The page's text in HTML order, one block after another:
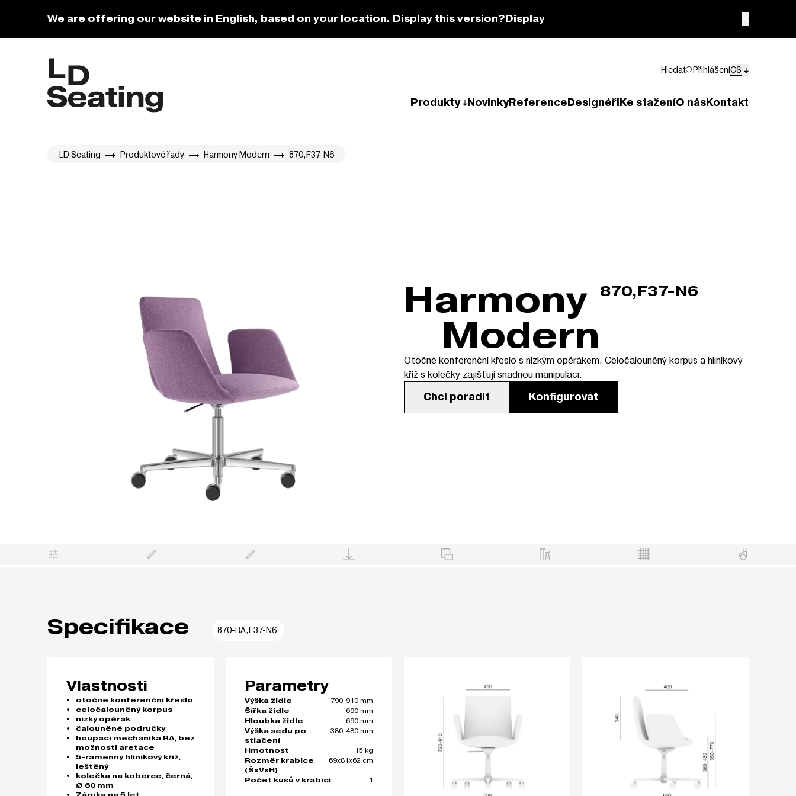
We are offering our website in English, based on your location. Display this version?Display
Hledat PřihlášeníCS
Produkty NovinkyReferenceDesignéřiKe staženíO násKontakt
LD Seating Produktové řady Harmony Modern 870,F37-N6
Harmony
Modern
870,F37-N6
Otočné konferenční křeslo s nízkým opěrákem. Celočalouněný korpus a hliníkový
kříž s kolečky zajišťují snadnou manipulaci.
Chci poradit Konfigurovat
Specifikace 870-RA,F37-N6
Vlastnosti
otočné konferenční křeslo
celočalouněný korpus
nízký opěrák
čalouněné područky
houpací mechanika RA, bez
možnosti aretace
5-ramenný hliníkový kříž,
leštěný
kolečka na koberce, černá,
Ø 60 mm
Parametry
Výška židle
790-910 mm
Šířka židle
690 mm
Hloubka židle
690 mm
Výška sedu po
stlačení
380-480 mm
Hmotnost
15 kg
Rozměr krabice
(ŠxVxH)
69x81x62 cm
Počet kusů v krabici 1